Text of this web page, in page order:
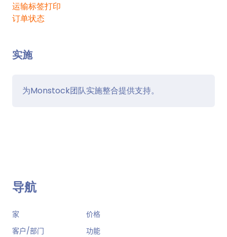
运输标签打印
订单状态
实施
为Monstock团队实施整合提供支持。
导航
家
价格
客户/部门
功能